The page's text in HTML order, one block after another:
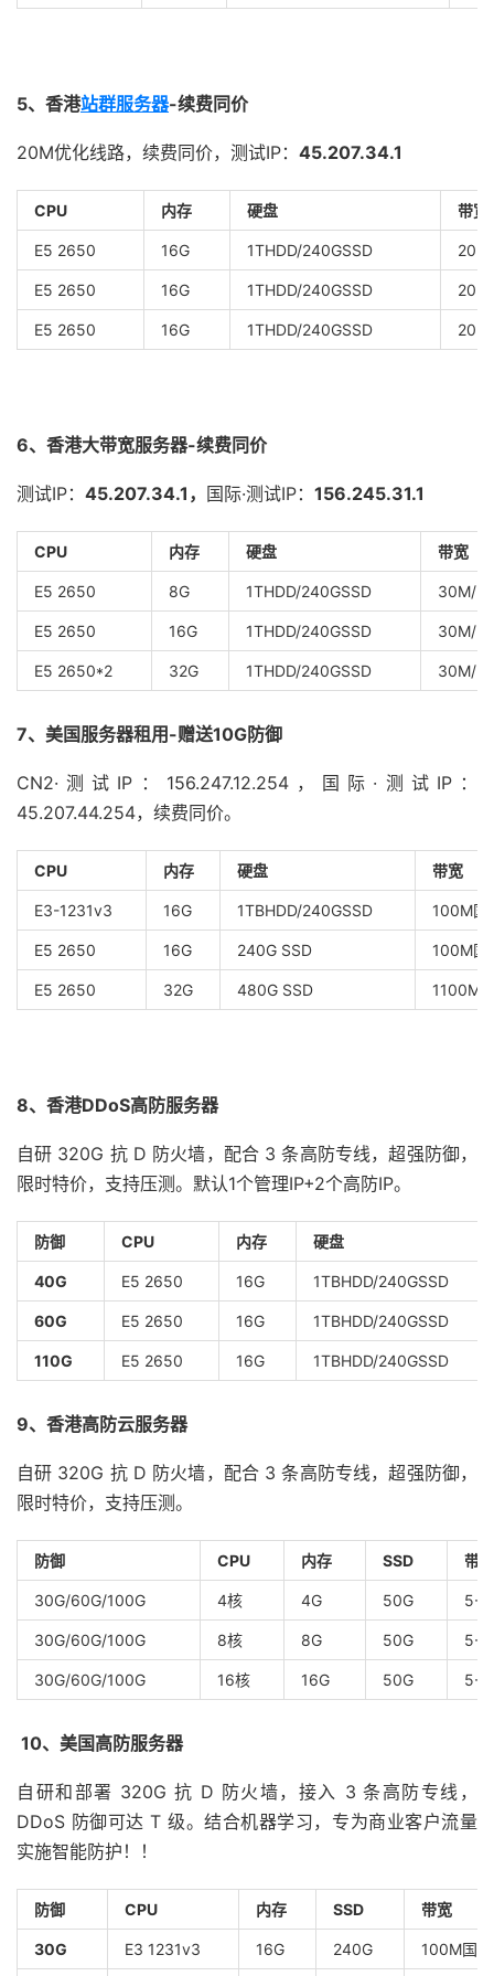
5、香港站群服务器-续费同价
20M优化线路，续费同价，测试IP： 45.207.34.1
CPU 内存 硬盘 带宽
E5 2650 16G 1THDD/240GSSD 20M
E5 2650 16G 1THDD/240GSSD 20M
E5 2650 16G 1THDD/240GSSD 20M
6、香港大带宽服务器-续费同价
测试IP： 45.207.34.1， 国际·测试IP： 156.245.31.1
CPU 内存 硬盘 带宽（
E5 2650 8G 1THDD/240GSSD 30M/
E5 2650 16G 1THDD/240GSSD 30M/
E5 2650*2 32G 1THDD/240GSSD 30M/
7、美国服务器租用-赠送10G防御
CN2·测试IP：156.247.12.254，国际·测试IP：
45.207.44.254，续费同价。
CPU 内存 硬盘 带宽
E3-1231v3 16G 1TBHDD/240GSSD 100M
E5 2650 16G 240G SSD 100M
E5 2650 32G 480G SSD 1100M
8、香港DDoS高防服务器
自研 320G 抗 D 防火墙，配合 3 条高防专线，超强防御，
限时特价，支持压测。默认1个管理IP+2个高防IP。
防御 CPU 内存 硬盘
40G E5 2650 16G 1TBHDD/240GSSD
60G E5 2650 16G 1TBHDD/240GSSD
110G E5 2650 16G 1TBHDD/240GSSD
9、香港高防云服务器
自研 320G 抗 D 防火墙，配合 3 条高防专线，超强防御，
限时特价，支持压测。
防御 CPU 内存 SSD 带宽
30G/60G/100G 4核 4G 50G 5-
30G/60G/100G 8核 8G 50G 5-
30G/60G/100G 16核 16G 50G 5-
10、美国高防服务器
自研和部署 320G 抗 D 防火墙，接入 3 条高防专线，
DDoS 防御可达 T 级。结合机器学习，专为商业客户流量
实施智能防护！！
防御 CPU 内存 SSD 带宽
30G E3 1231v3 16G 240G 100M国